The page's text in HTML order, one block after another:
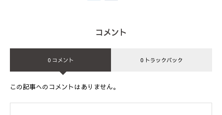
コメント
0 コメント 0 トラックバック
この記事へのコメントはありません。